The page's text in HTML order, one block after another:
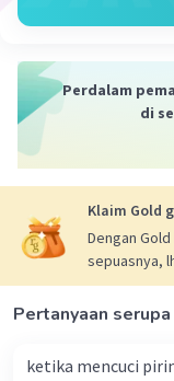
Perdalam
di
Klaim Gold
Dengan
sepuasnya,
Pertanyaan serupa
ketika mencuci